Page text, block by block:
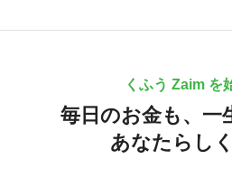
くふう Zaim を
毎日のお金も、 一
あなたらしく